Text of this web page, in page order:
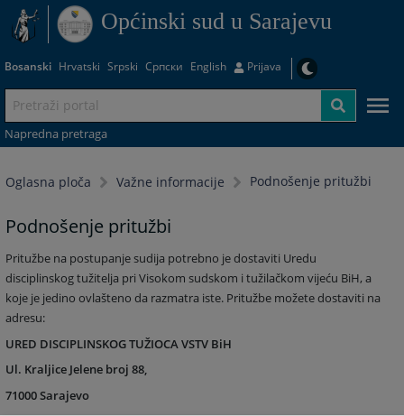
Općinski sud u Sarajevu
Bosanski Hrvatski Srpski Српски English Prijava
Napredna pretraga
Oglasna ploča Važne informacije Podnošenje pritužbi
Podnošenje pritužbi
Pritužbe na postupanje sudija potrebno je dostaviti Uredu
disciplinskog tužitelja pri Visokom sudskom i tužilačkom vijeću BiH, a
koje je jedino ovlašteno da razmatra iste. Pritužbe možete dostaviti na
adresu:
URED DISCIPLINSKOG TUŽIOCA VSTV BiH
Ul. Kraljice Jelene broj 88,
71000 Sarajevo